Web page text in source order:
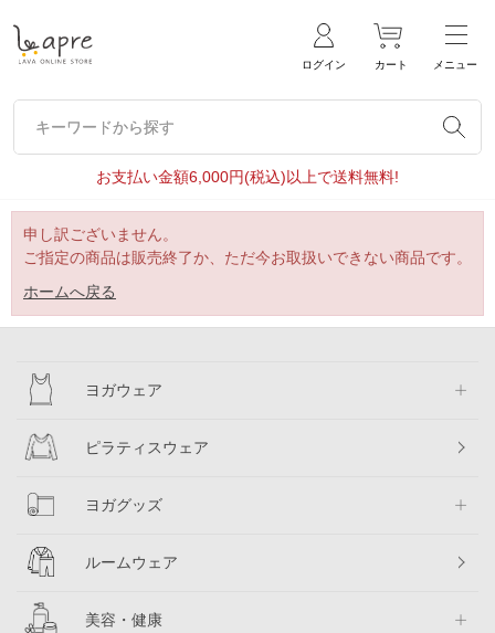
ログイン カート メニュー
キーワードから探す
キーワードから探す
お支払い金額6,000円(税込)以上で送料無料!
申し訳ございません。
ご指定の商品は販売終了か、ただ今お取扱いできない商品です。
ホームへ戻る
ヨガウェア
ピラティスウェア
ヨガグッズ
ルームウェア
美容・健康